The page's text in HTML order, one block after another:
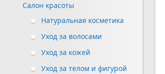
Салон красоты
Натуральная косметика
Уход за волосами
Уход за кожей
Уход за телом и фигурой